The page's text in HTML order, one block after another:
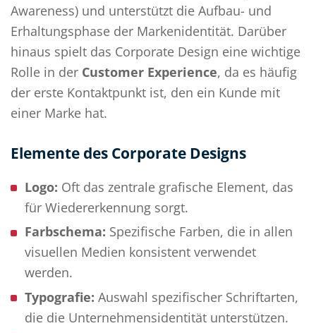
Awareness) und unterstützt die Aufbau- und
Erhaltungsphase der Markenidentität. Darüber
hinaus spielt das Corporate Design eine wichtige
Rolle in der Customer Experience, da es häufig
der erste Kontaktpunkt ist, den ein Kunde mit
einer Marke hat.
Elemente des Corporate Designs
Logo: Oft das zentrale grafische Element, das
für Wiedererkennung sorgt.
Farbschema: Spezifische Farben, die in allen
visuellen Medien konsistent verwendet
werden.
Typografie: Auswahl spezifischer Schriftarten,
die die Unternehmensidentität unterstützen.